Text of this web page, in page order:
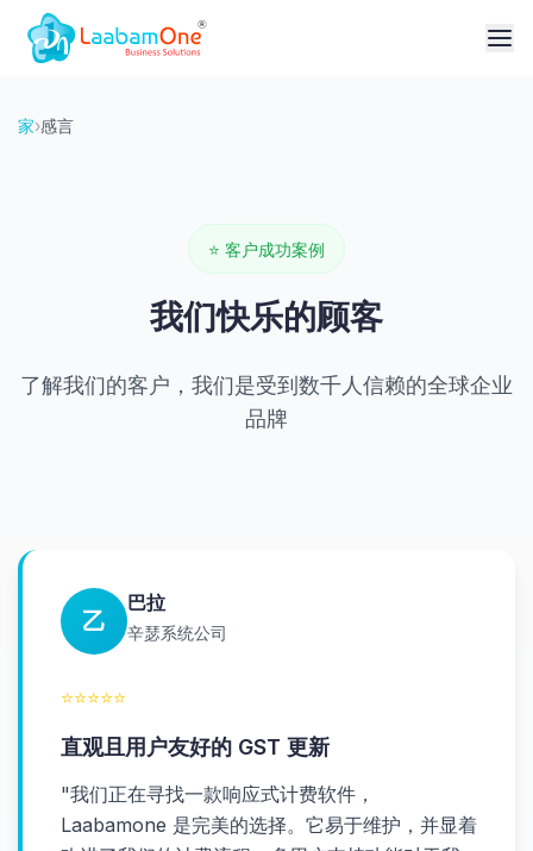
家›感言
⭐ 客户成功案例
我们快乐的顾客
了解我们的客户，我们是受到数千人信赖的全球企业
品牌
乙
巴拉
辛瑟系统公司
⭐⭐⭐⭐⭐
直观且用户友好的 GST 更新
"我们正在寻找一款响应式计费软件，
Laabamone 是完美的选择。它易于维护，并显着